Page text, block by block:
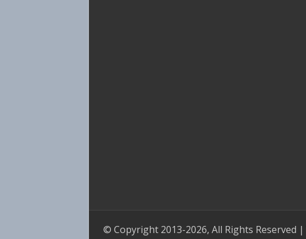
© Copyright 2013-2026, All Rights Reserved |